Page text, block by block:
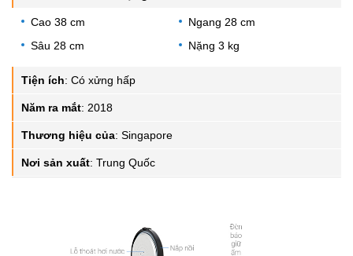
Cao 38 cm
Ngang 28 cm
Sâu 28 cm
Nặng 3 kg
Tiện ích: Có xửng hấp
Năm ra mắt: 2018
Thương hiệu của: Singapore
Nơi sản xuất: Trung Quốc